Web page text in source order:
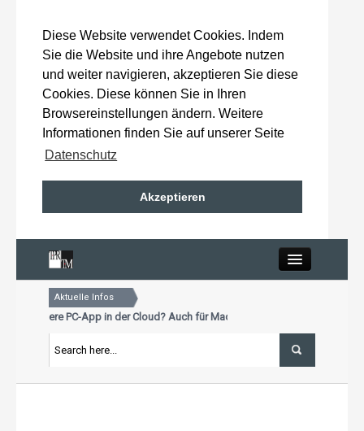
Diese Website verwendet Cookies. Indem
Sie die Website und ihre Angebote nutzen
und weiter navigieren, akzeptieren Sie diese
Cookies. Diese können Sie in Ihren
Browsereinstellungen ändern. Weitere
Informationen finden Sie auf unserer Seite
Datenschutz
Akzeptieren
Home
Aktuelle Infos
unsere PC-App in der Cloud? Auch für Mac und Tablet
für Premiumkunden: 15. Oktober 2026
unsere PC-App in der Cloud? Auch für Mac und Tablet